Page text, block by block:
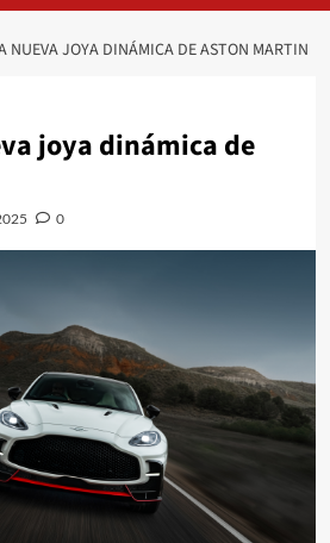
NUEVA JOYA DINÁMICA DE ASTON MARTIN
joya dinámica de
0